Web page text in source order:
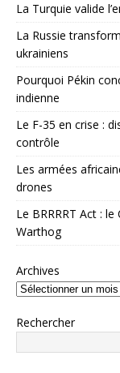
La Turquie valide
La Russie
ukrainiens
Pourquoi Pékin
indienne
Le F-35 en crise :
contrôle
Les armées
drones
Le BRRRRT Act :
Warthog
Archives
Rechercher